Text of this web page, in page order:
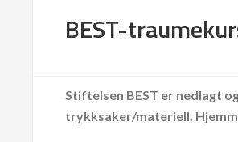
BEST-
Stiftelsen BEST er nedlagt
trykksaker/materiell.